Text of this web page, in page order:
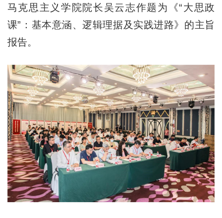
马克思主义学院院长吴云志作题为《“大思政
课”：基本意涵、逻辑理据及实践进路》的主旨
报告。